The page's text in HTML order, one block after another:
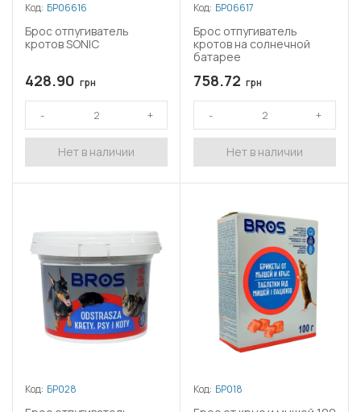
Код: БР06616
Брос отпугиватель
кротов SONIC
428.90 грн
Нет в наличии
Код: БР06617
Брос отпугиватель
кротов на солнечной
батарее
758.72 грн
Нет в наличии
Код: БР028 Код: БР018